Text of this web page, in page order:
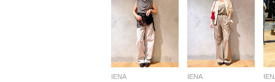
IENA
IENA